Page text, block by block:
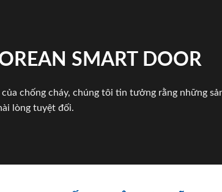
SMART DOOR
chống cháy, chúng tôi tin tưởng rằng những
lòng tuyệt đối.